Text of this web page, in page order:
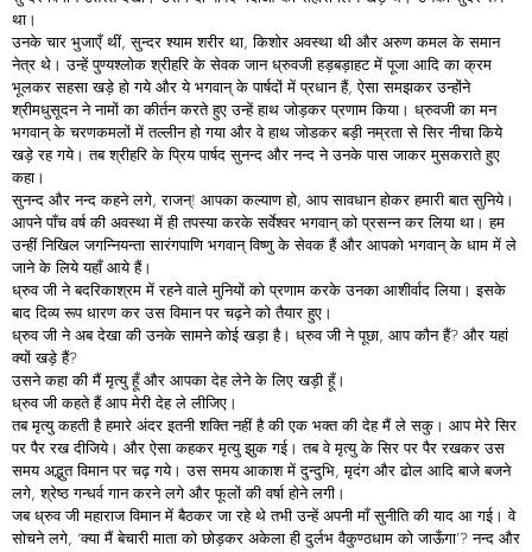
था।
उनके चार भुजाएँ थीं, सुन्दर श्याम शरीर था, किशोर अवस्था थी और अरुण कमल के समान
नेत्र थे। उन्हें पुण्यश्लोक श्रीहरि के सेवक जान ध्रुवजी हड़बड़ाहट में पूजा आदि का क्रम
भूलकर सहसा खड़े हो गये और ये भगवान् के पार्षदों में प्रधान हैं, ऐसा समझकर उन्होंने
श्रीमधुसूदन ने नामों का कीर्तन करते हुए उन्हें हाथ जोड़कर प्रणाम किया। ध्रुवजी का मन
भगवान् के चरणकमलों में तल्लीन हो गया और वे हाथ जोडकर बड़ी नम्रता से सिर नीचा किये
खड़े रह गये। तब श्रीहरि के प्रिय पार्षद सुनन्द और नन्द ने उनके पास जाकर मुसकराते हुए
कहा।
सुनन्द और नन्द कहने लगे, राजन्! आपका कल्याण हो, आप सावधान होकर हमारी बात सुनिये।
आपने पाँच वर्ष की अवस्था में ही तपस्या करके सर्वेश्वर भगवान् को प्रसन्न कर लिया था। हम
उन्हीं निखिल जगन्नियन्ता सारंगपाणि भगवान् विष्णु के सेवक हैं और आपको भगवान् के धाम में ले
जाने के लिये यहाँ आये हैं।
ध्रुव जी ने बदरिकाश्रम में रहने वाले मुनियों को प्रणाम करके उनका आशीर्वाद लिया। इसके
बाद दिव्य रूप धारण कर उस विमान पर चढ़ने को तैयार हुए।
ध्रुव जी ने अब देखा की उनके सामने कोई खड़ा है। ध्रुव जी ने पूछा, आप कौन हैं? और यहां
क्यों खड़े हैं?
उसने कहा की मैं मृत्यु हूँ और आपका देह लेने के लिए खड़ी हूँ।
ध्रुव जी कहते हैं आप मेरी देह ले लीजिए।
तब मृत्यु कहती है हमारे अंदर इतनी शक्ति नहीं है की एक भक्त की देह मैं ले सकु। आप मेरे सिर
पर पैर रख दीजिये। और ऐसा कहकर मृत्यु झुक गई। तब वे मृत्यु के सिर पर पैर रखकर उस
समय अद्भुत विमान पर चढ़ गये। उस समय आकाश में दुन्दुभि, मृदंग और ढोल आदि बाजे बजने
लगे, श्रेष्ठ गन्धर्व गान करने लगे और फूलों की वर्षा होने लगी।
जब ध्रुव जी महाराज विमान में बैठकर जा रहे थे तभी उन्हें अपनी माँ सुनीति की याद आ गई। वे
सोचने लगे, ‘क्या मैं बेचारी माता को छोड़कर अकेला ही दुर्लभ वैकुण्ठधाम को जाऊँगा’? नन्द और